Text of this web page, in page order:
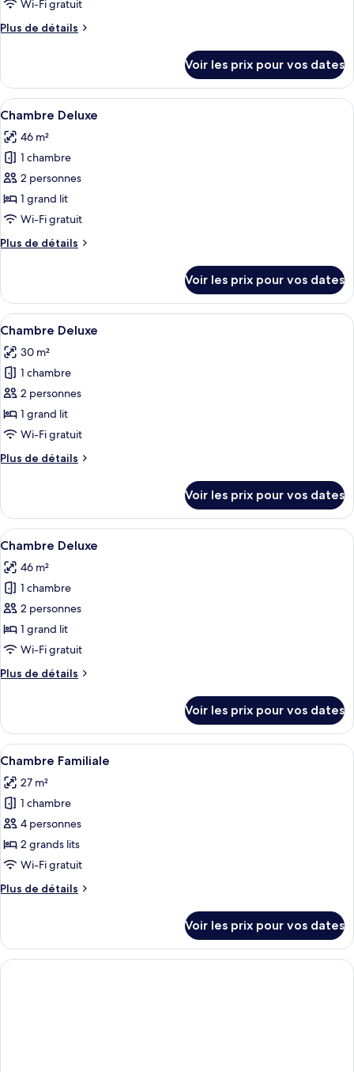
chambre :
Wi-Fi gratuit
Plus de détails
Plus
le
type
de
Chambre
Deluxe
Voir les prix pour vos dates
Afficher
toutes
les
photos
pour
ce
type
chambre :
Minibar, coffres-forts dans les
1
Chambre Deluxe
46 m²
1 chambre
2 personnes
1 grand lit
Wi-Fi gratuit
Plus de détails
Plus
le
type
de
Chambre
Deluxe
Voir les prix pour vos dates
Afficher
toutes
les
photos
pour
ce
type
chambre :
Minibar, coffres-forts dans les
1
Chambre Deluxe
30 m²
1 chambre
2 personnes
1 grand lit
Wi-Fi gratuit
Plus de détails
Plus
le
type
de
Chambre
Deluxe
Voir les prix pour vos dates
Afficher
toutes
les
photos
pour
ce
type
chambre :
Une pièce chaleureuse avec une
1
Chambre Deluxe
46 m²
1 chambre
2 personnes
1 grand lit
Wi-Fi gratuit
Plus de détails
Plus
le
type
de
Chambre
Deluxe
Voir les prix pour vos dates
Afficher
toutes
les
photos
pour
ce
type
chambre :
Une chambre d’hôtel avec deux
1
Chambre Familiale
27 m²
1 chambre
4 personnes
2 grands lits
Wi-Fi gratuit
Plus de détails
Plus
le
type
de
Voir les prix pour vos dates